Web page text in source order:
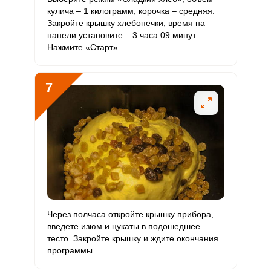
кулича – 1 килограмм, корочка – средняя.
Закройте крышку хлебопечки, время на
панели установите – 3 часа 09 минут.
Нажмите «Старт».
7
Через полчаса откройте крышку прибора,
введете изюм и цукаты в подошедшее
тесто. Закройте крышку и ждите окончания
программы.